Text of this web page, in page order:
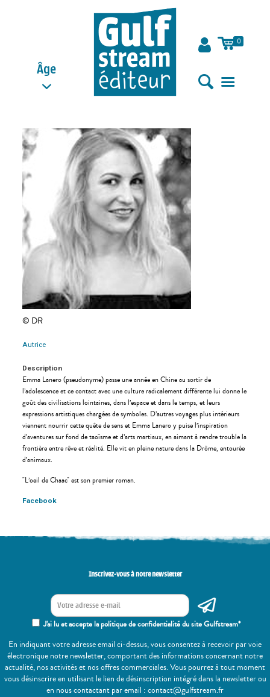
Âge
0
© DR
Autrice
Description
Emma Lanero (pseudonyme) passe une année en Chine au sortir de
l’adolescence et ce contact avec une culture radicalement différente lui donne le
goût des civilisations lointaines, dans l’espace et dans le temps, et leurs
expressions artistiques chargées de symboles. D’autres voyages plus intérieurs
viennent nourrir cette quête de sens et Emma Lanero y puise l’inspiration
d’aventures sur fond de taoïsme et d’arts martiaux, en aimant à rendre trouble la
frontière entre rêve et réalité. Elle vit en pleine nature dans la Drôme, entourée
d’animaux.
"L’oeil de Chaac" est son premier roman.
Facebook
Inscrivez-vous à notre newsletter
J'ai lu et accepte la politique de confidentialité du site Gulfstream*
En indiquant votre adresse email ci-dessus, vous consentez à recevoir par voie
électronique notre newsletter, comportant des informations concernant notre
actualité, nos activités et nos offres commerciales. Vous pourrez à tout moment
vous désinscrire en utilisant le lien de désinscription intégré dans la newsletter ou
en nous contactant par email : contact@gulfstream.fr